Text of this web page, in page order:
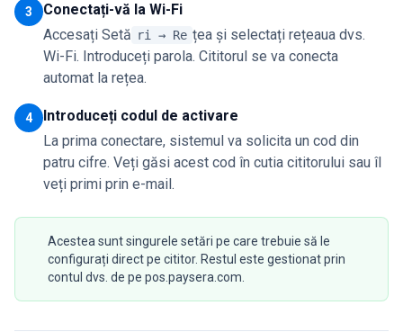
3
Conectați-vă la Wi-Fi
Accesați Setă ri → Re țea și selectați rețeaua dvs.
Wi-Fi. Introduceți parola. Cititorul se va conecta
automat la rețea.
4
Introduceți codul de activare
La prima conectare, sistemul va solicita un cod din
patru cifre. Veți găsi acest cod în cutia cititorului sau îl
veți primi prin e-mail.
Acestea sunt singurele setări pe care trebuie să le
configurați direct pe cititor. Restul este gestionat prin
contul dvs. de pe pos.paysera.com.